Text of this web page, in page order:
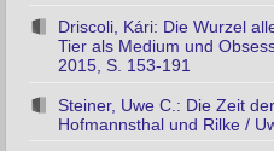
Driscoli, Kári: Die Wurzel
Tier als Medium und
2015, S. 153-191
Steiner, Uwe C.: Die Zeit
Hofmannsthal und Rilke /